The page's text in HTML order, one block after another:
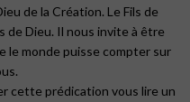
de la Création. Le Fils de
de Dieu. Il nous invite à être
le monde puisse compter sur
cette prédication vous lire un